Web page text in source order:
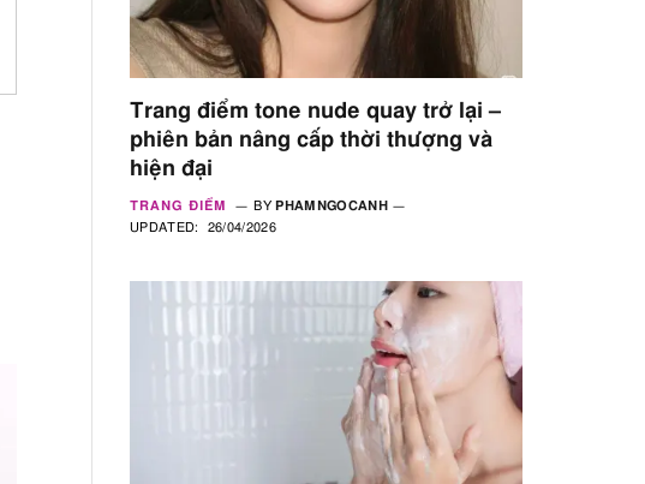
Trang điểm tone nude quay trở lại –
phiên bản nâng cấp thời thượng và
hiện đại
TRANG ĐIỂM BY PHAMNGOCANH
UPDATED:
26/04/2026